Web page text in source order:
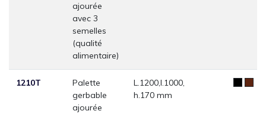
ajourée
avec 3
semelles
(qualité
alimentaire)
1210T
Palette
gerbable
ajourée
L.1200,l.1000,
h.170 mm